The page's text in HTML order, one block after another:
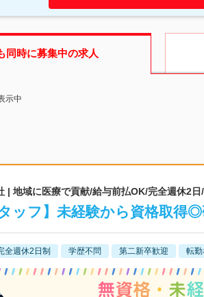
同時に募集中の求人
示中
| 地域に医療で貢献/給与前払OK/完全週休2
ッフ】未経験から資格取得
全週休2日制 学歴不問 第二新卒歓迎 転勤